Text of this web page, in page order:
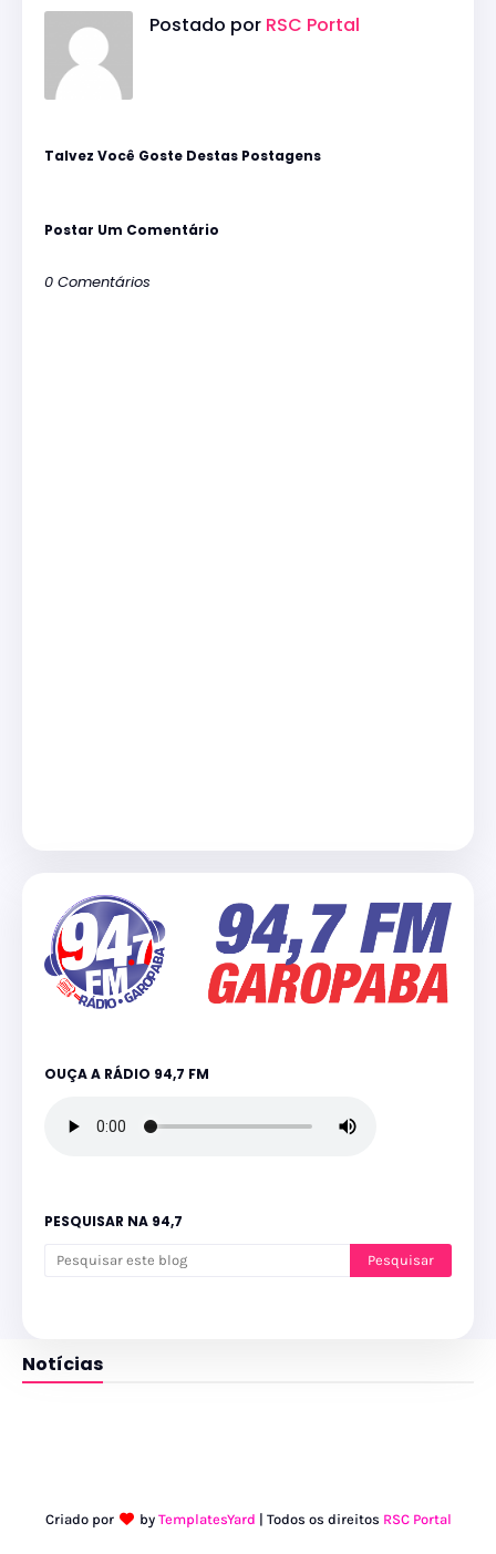
Postado por RSC Portal
Talvez Você Goste Destas Postagens
Postar Um Comentário
0 Comentários
OUÇA A RÁDIO 94,7 FM
PESQUISAR NA 94,7
Notícias
Criado por by TemplatesYard | Todos os direitos RSC Portal